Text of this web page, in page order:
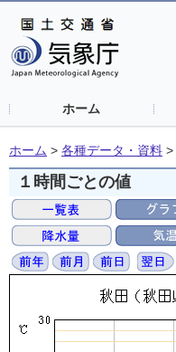
ホーム
ホーム > 各種データ・資料 >
１時間ごとの値